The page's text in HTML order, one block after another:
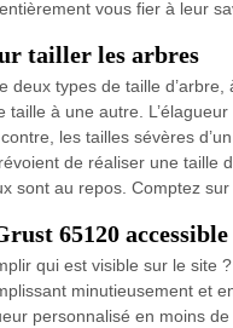
vous fier à leur
tailler les arbres
deux types de taille
taille à une autre.
les tailles sévères
de réaliser une taille
sont au repos. Comptez
65120
qui est visible sur le site
minutieusement et
personnalisé en moins